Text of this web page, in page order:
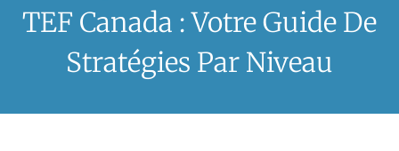
TEF Canada : Votre Guide De
Stratégies Par Niveau